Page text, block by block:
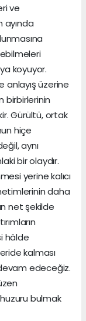
ve
ayında
koyuyor.
anlayış üzerine
birbirlerinin
Gürültü, ortak
hiçe
aynı
bir olaydır.
yerine kalıcı
daha
net şekilde
hâlde
kalması
edeceğiz.
bulmak